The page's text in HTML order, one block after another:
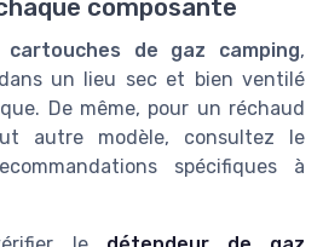
composante
cartouches de gaz camping,
un lieu sec et bien ventilé
De même, pour un réchaud
autre modèle, consultez le
spécifiques à